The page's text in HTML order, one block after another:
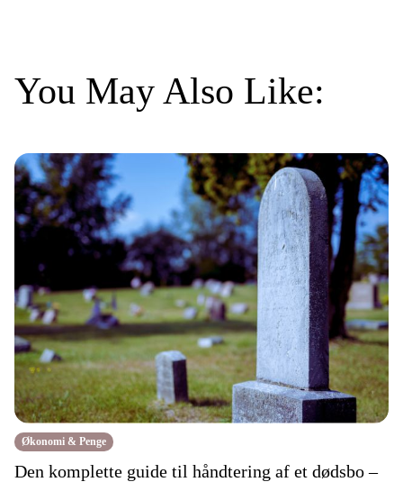
You May Also Like:
Økonomi & Penge
Den komplette guide til håndtering af et dødsbo –